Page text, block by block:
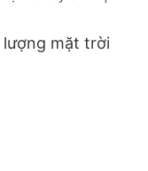
mặt trời